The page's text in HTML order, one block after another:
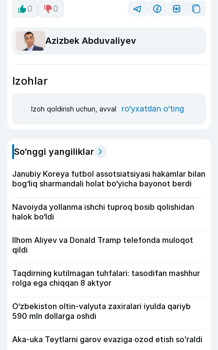
0 0
Azizbek Abduvaliyev
Izohlar
Izoh qoldirish uchun, avval ro‘yxatdan o‘ting
So‘nggi yangiliklar
Janubiy Koreya futbol assotsiatsiyasi hakamlar bilan
bog‘liq sharmandali holat bo‘yicha bayonot berdi
Navoiyda yollanma ishchi tuproq bosib qolishidan
halok bo‘ldi
Ilhom Aliyev va Donald Tramp telefonda muloqot
qildi
Taqdirning kutilmagan tuhfalari: tasodifan mashhur
rolga ega chiqqan 8 aktyor
O‘zbekiston oltin-valyuta zaxiralari iyulda qariyb
590 mln dollarga oshdi
Aka-uka Teytlarni garov evaziga ozod etish soʻraldi